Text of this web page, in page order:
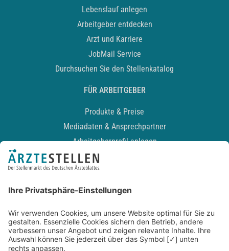
Lebenslauf anlegen
Arbeitgeber entdecken
Arzt und Karriere
JobMail Service
Durchsuchen Sie den Stellenkatalog
FÜR ARBEITGEBER
Produkte & Preise
Mediadaten & Ansprechpartner
Arbeitgeberprofil anlegen
Recruiting-Podcast
Kontakt
Datenschutz
Newsletter